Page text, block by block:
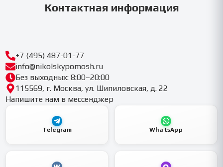
Контактная информация
+7 (495) 487-01-77
info@nikolskypomosh.ru
Без выходных: 8:00–20:00
115569, г. Москва, ул. Шипиловская, д. 22
Напишите нам в мессенджер
Telegram WhatsApp